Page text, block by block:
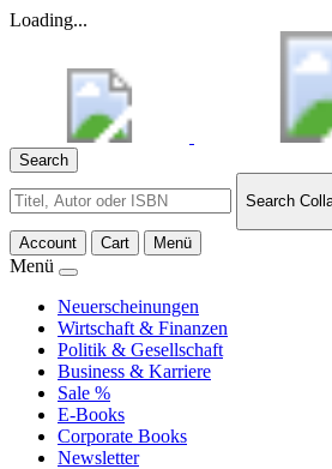
Loading...
Search
for:
Search
Account Cart Menü
Menü
Neuerscheinungen
Wirtschaft & Finanzen
Politik & Gesellschaft
Business & Karriere
Sale %
E-Books
Corporate Books
Newsletter